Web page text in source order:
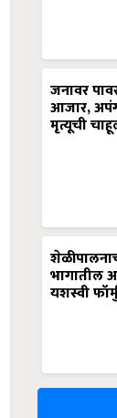
जनावर
आजार,
मृत्यूची
भागातील
यशस्वी